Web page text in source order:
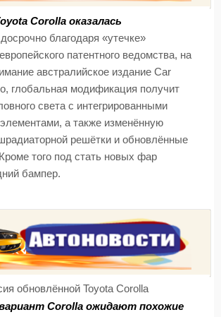
Corolla оказалась
благодаря «утечке»
патентного ведомства, на
австралийское издание Car
глобальная модификация получит
света с интегрированными
а также изменённую
решётки и обновлённые
того под стать новых фар
бампер.
обновлённой Toyota Corolla
Corolla ожидают похожие